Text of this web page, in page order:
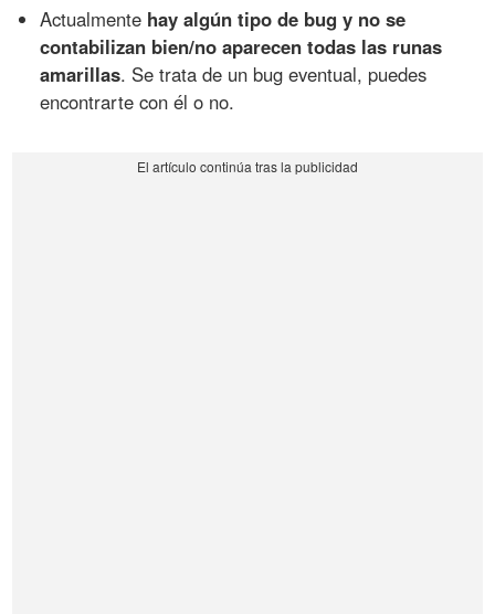
Actualmente hay algún tipo de bug y no se
contabilizan bien/no aparecen todas las runas
amarillas. Se trata de un bug eventual, puedes
encontrarte con él o no.